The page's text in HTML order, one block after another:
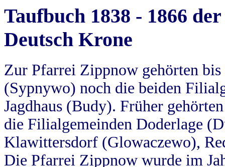
Taufbuch 1838 - 1866
Deutsch Krone
Zur Pfarrei Zippnow gehörten
(Sypnywo) noch die beiden
Jagdhaus (Budy). Früher
die Filialgemeinden Doderlage
Klawittersdorf (Glowaczewo),
Die Pfarrei Zippnow wurde im